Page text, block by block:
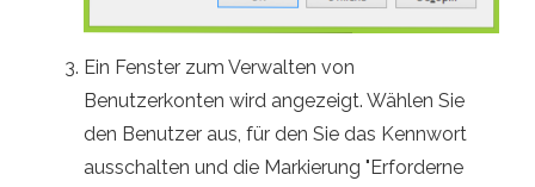
Ein Fenster zum Verwalten von
Benutzerkonten wird angezeigt. Wählen Sie
den Benutzer aus, für den Sie das Kennwort
ausschalten und die Markierung "Erforderne